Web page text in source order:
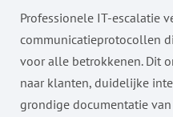
Professionele IT-escalatie
communicatieprotocollen
voor alle betrokkenen. Dit
naar klanten, duidelijke
grondige documentatie